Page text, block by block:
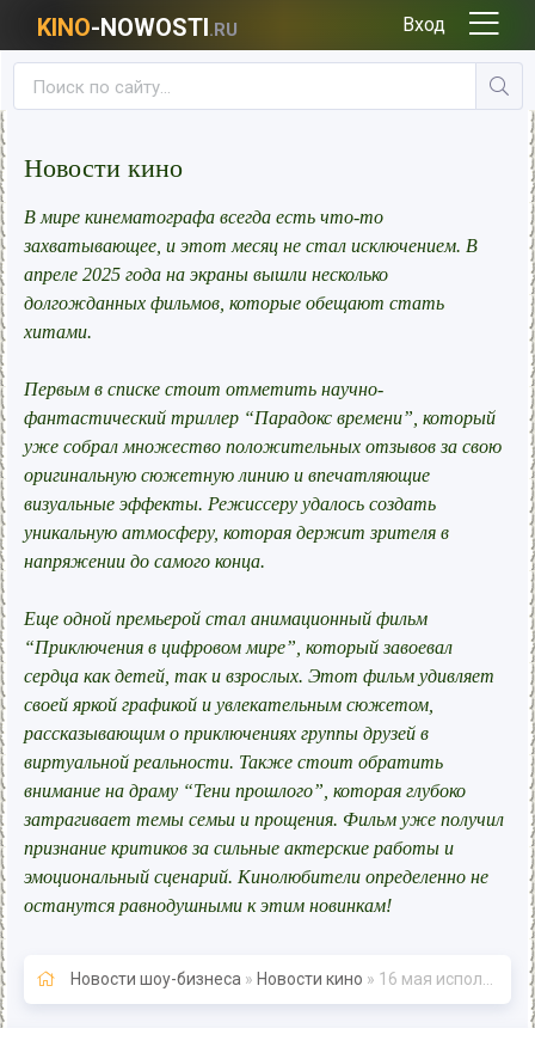
KINO-NOWOSTI.RU Вход
Новости кино
В мире кинематографа всегда есть что-то
захватывающее, и этот месяц не стал исключением. В
апреле 2025 года на экраны вышли несколько
долгожданных фильмов, которые обещают стать
хитами.
Первым в списке стоит отметить научно-
фантастический триллер “Парадокс времени”, который
уже собрал множество положительных отзывов за свою
оригинальную сюжетную линию и впечатляющие
визуальные эффекты. Режиссеру удалось создать
уникальную атмосферу, которая держит зрителя в
напряжении до самого конца.
Еще одной премьерой стал анимационный фильм
“Приключения в цифровом мире”, который завоевал
сердца как детей, так и взрослых. Этот фильм удивляет
своей яркой графикой и увлекательным сюжетом,
рассказывающим о приключениях группы друзей в
виртуальной реальности. Также стоит обратить
внимание на драму “Тени прошлого”, которая глубоко
затрагивает темы семьи и прощения. Фильм уже получил
признание критиков за сильные актерские работы и
эмоциональный сценарий. Кинолюбители определенно не
останутся равнодушными к этим новинкам!
Новости шоу-бизнеса » Новости кино » 16 мая исполняется 130 лет с первого публичного киносеанса в России - «Новости кино»